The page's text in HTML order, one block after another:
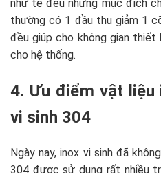
như tê đều nhưng mục đích
thường có 1 đầu thu giảm 1
đều giúp cho không gian
cho hệ thống.
4. Ưu điểm vật
vi sinh 304
Ngày nay, inox vi sinh đã
304 được sử dụng rất nhiều